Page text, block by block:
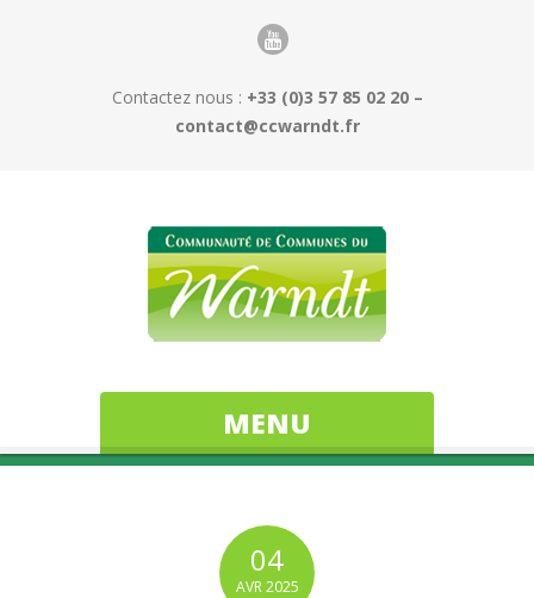
Contactez nous : +33 (0)3 57 85 02 20 –
contact@ccwarndt.fr
MENU
04
AVR2025